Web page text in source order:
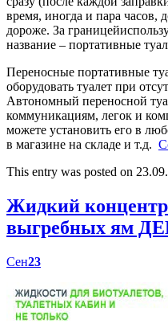
время, иногда и пара часов,
дороже. За
название – портативные
Переносные портативные
оборудовать туалет при
Автономный переносной
коммуникациям, легок и
можете установить его в
в магазине на складе и т.д.
This entry was posted on
Жидкий
выгребных ям
Сен23